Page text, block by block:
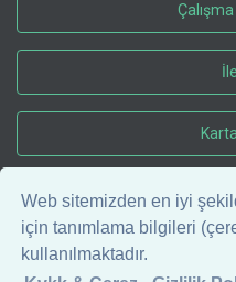
Web sitemizden en iyi
için tanımlama bilgileri
kullanılmaktadır.
© 2026 Kartal Avukat